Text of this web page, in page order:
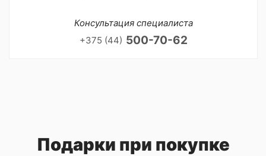
Консультация специалиста
+375 (44) 500-70-62
Подарки при покупке